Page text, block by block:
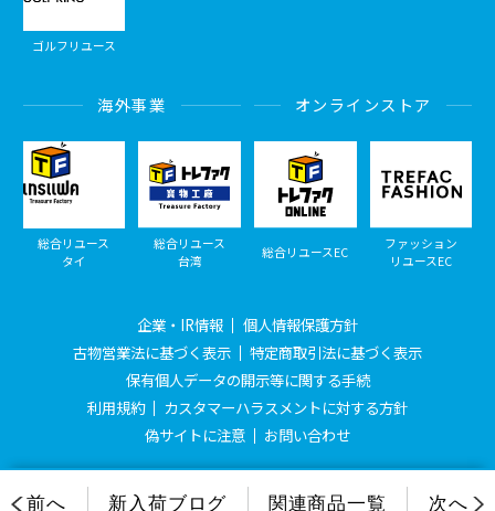
ゴルフリユース
海外事業
総合リユース
タイ
総合リユース
台湾
オンラインストア
総合リユースEC
ファッション
リユースEC
企業・IR情報
個人情報保護方針
古物営業法に基づく表示
特定商取引法に基づく表示
保有個人データの開示等に関する手続
利用規約
カスタマーハラスメントに対する方針
偽サイトに注意
お問い合わせ
© Treasure Factory, All Rights Reserved.
前へ 新入荷ブログ 関連商品一覧 次へ